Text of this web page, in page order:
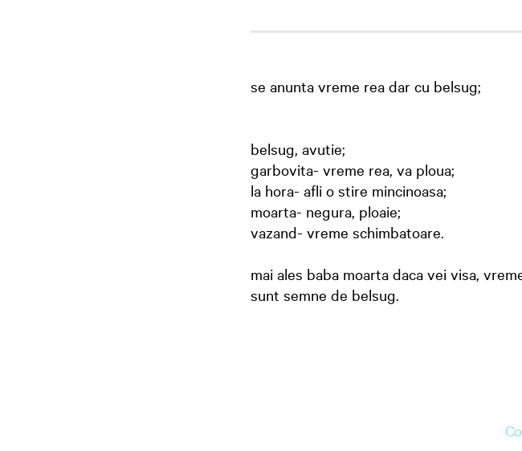
se anunta vreme rea dar cu belsug;
belsug, avutie;
garbovita- vreme rea, va ploua;
la hora- afli o stire mincinoasa;
moarta- negura, ploaie;
vazand- vreme schimbatoare.
mai ales baba moarta daca vei visa,
sunt semne de belsug.